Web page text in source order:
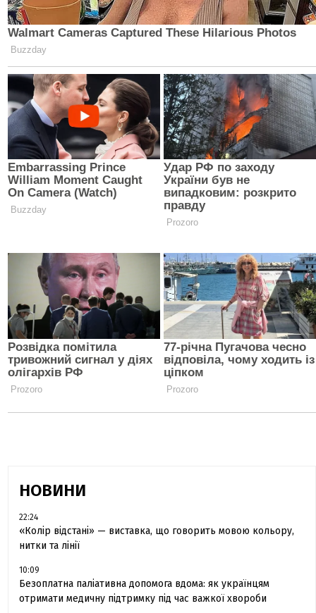
НОВИНИ
22:24
«Колір відстані» — виставка, що говорить мовою кольору,
нитки та лінії
10:09
Безоплатна паліативна допомога вдома: як українцям
отримати медичну підтримку під час важкої хвороби